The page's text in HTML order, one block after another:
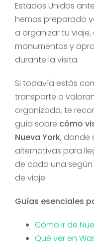
Estados Unidos
hemos preparado
a organizar tu
monumentos y
durante la visita.
Si todavía estás
transporte o
organizada, te
guía sobre cómo
Nueva York, donde
alternativas para
de cada una
de viaje.
Guías esenciales
Cómo Ir de
Qué ver en